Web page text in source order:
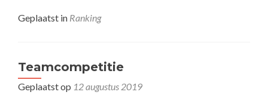
overLaatste
voor
Arjan
Aantjes
Geplaatst in Ranking
Teamcompetitie
Geplaatst op 12 augustus 2019